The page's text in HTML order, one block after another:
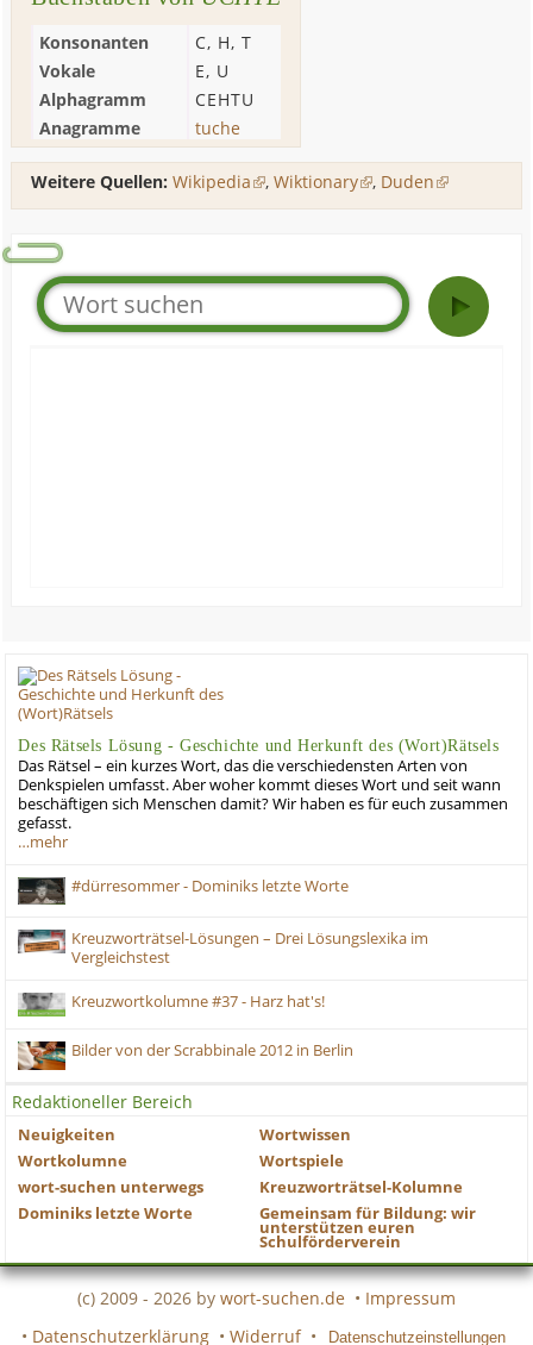
Konsonanten C, H,T
Vokale
E, U
Alphagramm
CEHTU
Anagramme
tuche
Weitere Quellen: Wikipedia ,Wiktionary , Duden
Des Rätsels Lösung - Geschichte und Herkunft des (Wort)Rätsels
Das Rätsel – ein kurzes Wort, das die verschiedensten Arten von
Denkspielen umfasst. Aber woher kommt dieses Wort und seit wann
beschäftigen sich Menschen damit? Wir haben es für euch zusammen
gefasst.
…mehr
#dürresommer - Dominiks letzte Worte
Kreuzworträtsel-Lösungen – Drei Lösungslexika im
Vergleichstest
Kreuzwortkolumne #37 - Harz hat's!
Bilder von der Scrabbinale 2012 in Berlin
Redaktioneller Bereich
Neuigkeiten
Wortwissen
Wortkolumne
Wortspiele
wort-suchen unterwegs
Kreuzworträtsel-Kolumne
Dominiks letzte Worte
Gemeinsam für Bildung: wir
unterstützen euren
Schulförderverein
(c) 2009 - 2026 by wort-suchen.de • Impressum
• Datenschutzerklärung • Widerruf • Datenschutzeinstellungen